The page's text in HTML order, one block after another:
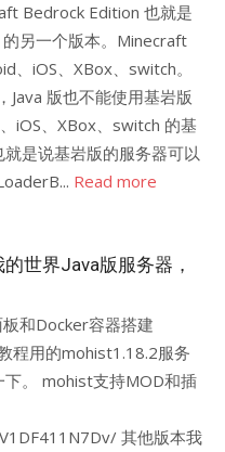
Bedrock Edition 也就是
另一个版本。Minecraft
、iOS、XBox、switch。
Java 版也不能使用基岩版
iOS、XBox、switch 的基
是说基岩版的服务器可以
Read more
世界Java版服务器，
和Docker容器搭建
程用的mohist1.18.2服务
。 mohist支持MOD和插
其他版本我